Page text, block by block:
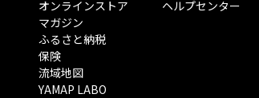
オンラインストア
マガジン
ふるさと納税
保険
流域地図
YAMAP LABO
ヘルプセンター